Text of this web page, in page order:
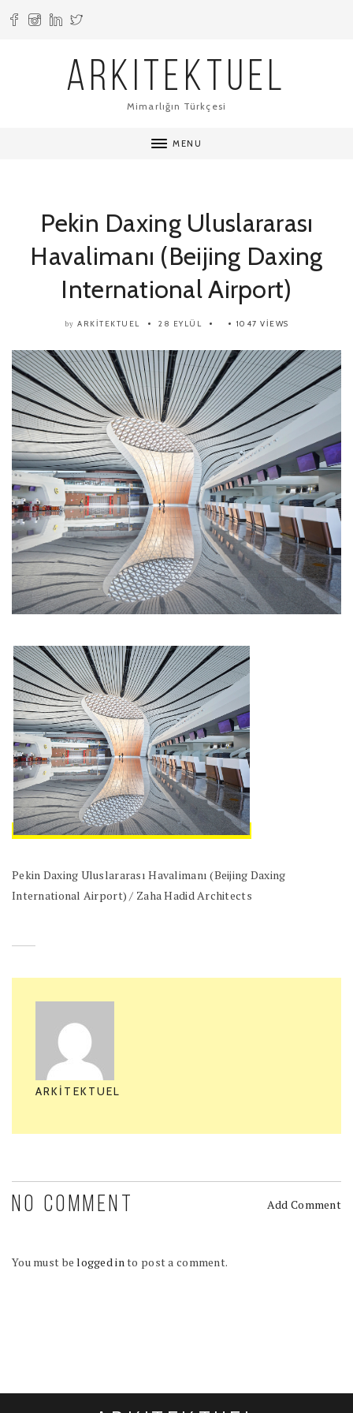
ARKITEKTUEL
Mimarlığın Türkçesi
MENU
Pekin Daxing Uluslararası
Havalimanı (Beijing Daxing
International Airport)
by ARKITEKTUEL 28 EYLÜL 1047 VIEWS
Pekin Daxing Uluslararası Havalimanı (Beijing Daxing
International Airport) / Zaha Hadid Architects
ARKITEKTUEL
NO COMMENT Add Comment
You must belogged into post a comment.